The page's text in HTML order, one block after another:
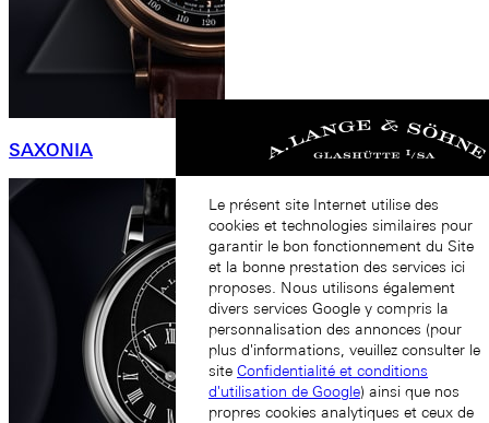
SAXONIA
Le présent site Internet utilise des
cookies et technologies similaires pour
garantir le bon fonctionnement du Site
et la bonne prestation des services ici
proposes. Nous utilisons également
divers services Google y compris la
personnalisation des annonces (pour
plus d'informations, veuillez consulter le
site Confidentialité et conditions
d'utilisation de Google) ainsi que nos
propres cookies analytiques et ceux de